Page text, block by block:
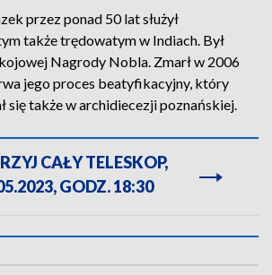
przez ponad 50 lat służył
także trędowatym w Indiach. Był
Nagrody Nobla. Zmarł w 2006
jego proces beatyfikacyjny, który
się także w archidiecezji poznańskiej.
CAŁY TELESKOP,
GODZ. 18:30